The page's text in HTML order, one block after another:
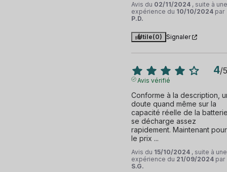
Avis du 02/11/2024 , suite à une
expérience du 10/10/2024 par
P.D.
Utile(0) Signaler
4/5
Avis vérifié
Conforme à la description,
doute quand même sur la
capacité réelle de la
se décharge assez
rapidement. Maintenant pour
le prix ...
Avis du 15/10/2024 , suite à une
expérience du 21/09/2024 par
S.G.